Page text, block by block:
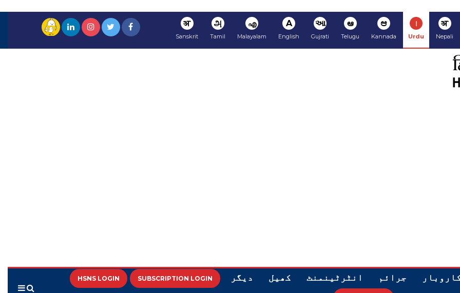
अ
Nepali
ا
Urdu
ಆ
Kannada
ఆ
Telugu
આ
Gujrati
A
English
എ
Malayalam
அ
Tamil
अ
Sanskrit
جرائم انٹرٹینمنٹ کھیل دیگر SUBSCRIPTION LOGIN
HSNS LOGIN